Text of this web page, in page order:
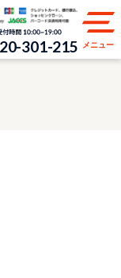
301-215 メニュー